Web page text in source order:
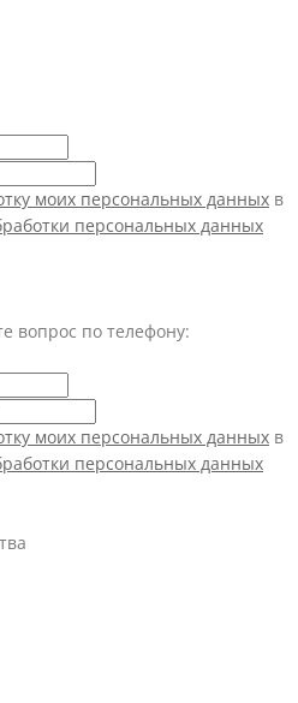
моих персональных данных в
персональных данных
вопрос по телефону:
моих персональных данных в
персональных данных